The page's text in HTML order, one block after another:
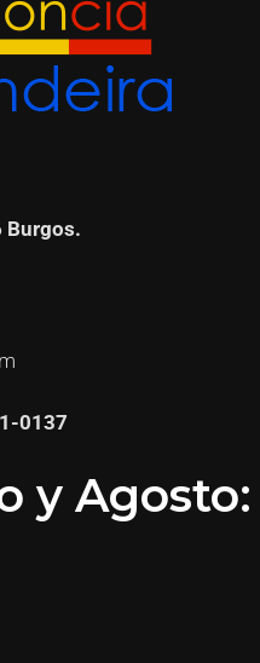
Burgos.
0137
y Agosto: